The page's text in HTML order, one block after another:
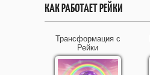
КАК РАБОТАЕТ РЕЙКИ
Трансформация с
Рейки